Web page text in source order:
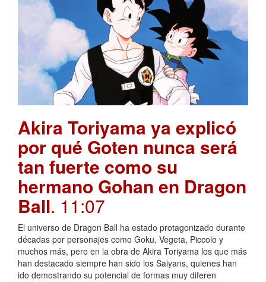
Akira Toriyama ya explicó
por qué Goten nunca será
tan fuerte como su
hermano Gohan en Dragon
Ball. 11:07
El universo de Dragon Ball ha estado protagonizado durante
décadas por personajes como Goku, Vegeta, Piccolo y
muchos más, pero en la obra de Akira Toriyama los que más
han destacado siempre han sido los Saiyans, quienes han
ido demostrando su potencial de formas muy diferen